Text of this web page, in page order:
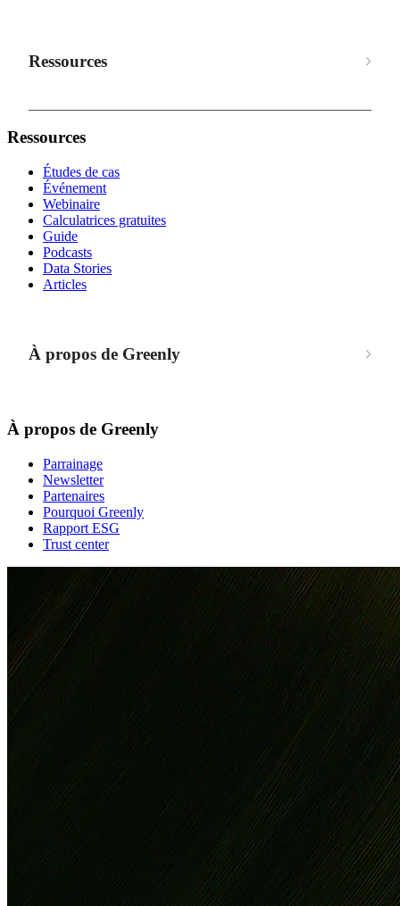
Ressources
Ressources
Études de cas
Événement
Webinaire
Calculatrices gratuites
Guide
Podcasts
Data Stories
Articles
À propos de Greenly
À propos de Greenly
Parrainage
Newsletter
Partenaires
Pourquoi Greenly
Rapport ESG
Trust center